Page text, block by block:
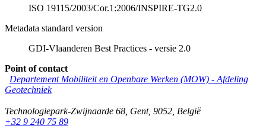
ISO 19115/2003/Cor.1:2006/INSPIRE-TG2.0
Metadata standard version
GDI-Vlaanderen Best Practices - versie 2.0
Point of contact
Departement Mobiliteit en Openbare Werken (MOW) - Afdeling
Geotechniek
Technologiepark-Zwijnaarde 68 Gent, 9052 België
+32 9 240 75 89